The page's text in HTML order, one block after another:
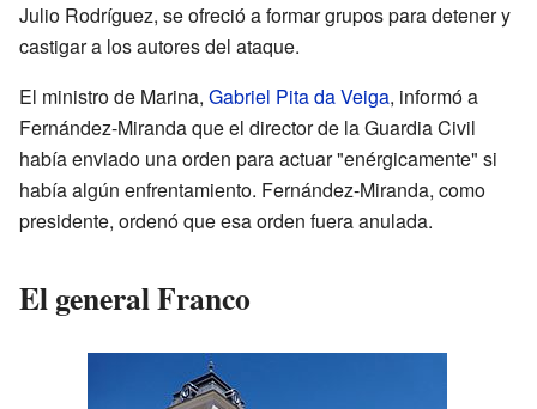
Julio Rodríguez, se ofreció a formar grupos para detener y
castigar a los autores del ataque.
El ministro de Marina, Gabriel Pita da Veiga, informó a
Fernández-Miranda que el director de la Guardia Civil
había enviado una orden para actuar "enérgicamente" si
había algún enfrentamiento. Fernández-Miranda, como
presidente, ordenó que esa orden fuera anulada.
El general Franco